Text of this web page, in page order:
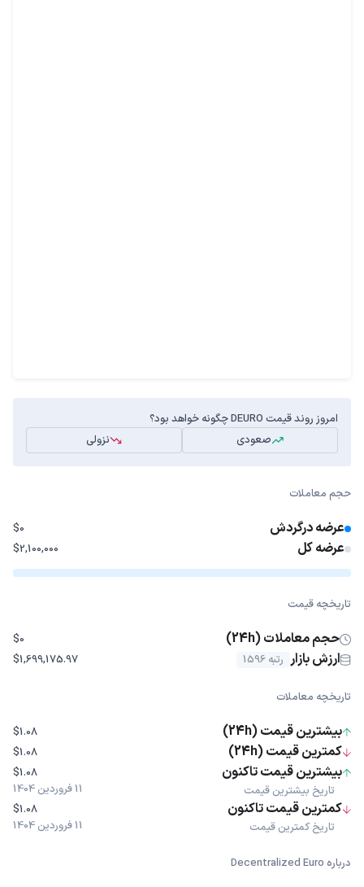
امروز روند قیمت DEURO چگونه خواهد بود؟
صعودی
نزولی
حجم معاملات
عرضه درگردش $0
عرضه کل $2,100,000
تاریخچه قیمت
حجم معاملات (24h) $0
ارزش بازار رتبه 1596 $1,699,175.97
تاریخچه معاملات
بیشترین قیمت (24h) $1.08
کمترین قیمت (24h) $1.08
بیشترین قیمت تاکنون
تاریخ بیشترین قیمت
$1.08
11 فروردین 1404
کمترین قیمت تاکنون
تاریخ کمترین قیمت
$1.08
11 فروردین 1404
درباره Decentralized Euro